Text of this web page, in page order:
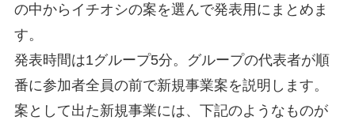
の中からイチオシの案を選んで発表用にまとめま
す。
発表時間は1グループ5分。グループの代表者が順
番に参加者全員の前で新規事業案を説明します。
案として出た新規事業には、下記のようなものが